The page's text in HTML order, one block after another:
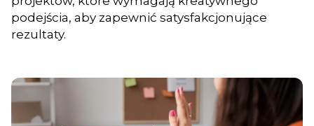
podejścia, aby zapewnić satysfakcjonujące
rezultaty.